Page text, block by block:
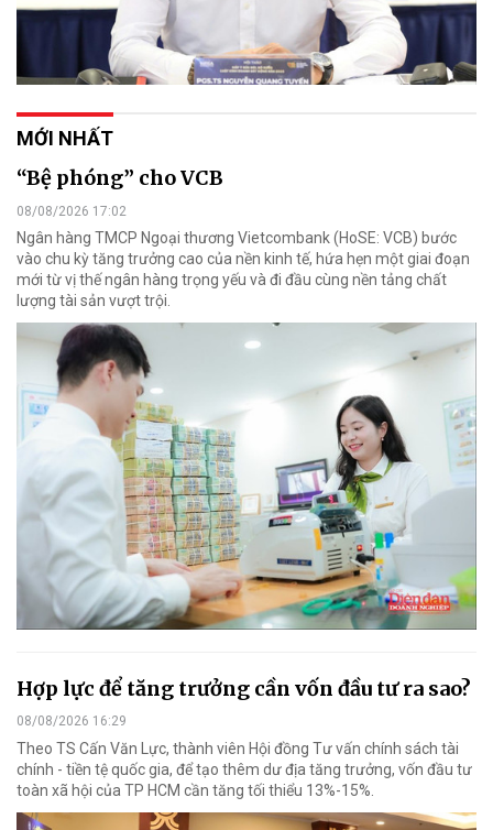
MỚI NHẤT
“Bệ phóng” cho VCB
08/08/2026 17:02
Ngân hàng TMCP Ngoại thương Vietcombank (HoSE: VCB) bước
vào chu kỳ tăng trưởng cao của nền kinh tế, hứa hẹn một giai đoạn
mới từ vị thế ngân hàng trọng yếu và đi đầu cùng nền tảng chất
lượng tài sản vượt trội.
Hợp lực để tăng trưởng cần vốn đầu tư ra sao?
08/08/2026 16:29
Theo TS Cấn Văn Lực, thành viên Hội đồng Tư vấn chính sách tài
chính - tiền tệ quốc gia, để tạo thêm dư địa tăng trưởng, vốn đầu tư
toàn xã hội của TP HCM cần tăng tối thiểu 13%-15%.